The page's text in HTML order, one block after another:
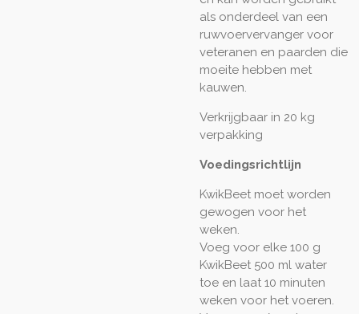
als onderdeel van een
ruwvoervervanger voor
veteranen en paarden die
moeite hebben met
kauwen.
Verkrijgbaar in 20 kg
verpakking
Voedingsrichtlijn
KwikBeet moet worden
gewogen voor het
weken.
Voeg voor elke 100 g
KwikBeet 500 ml water
toe en laat 10 minuten
weken voor het voeren.